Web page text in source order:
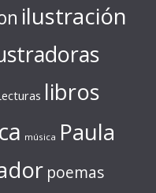
ilustración
libros
música Paula
poemas